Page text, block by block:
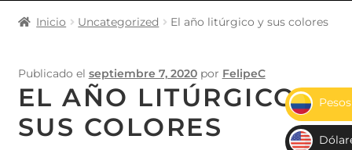
Inicio Uncategorized El año litúrgico y sus colores
Publicado el septiembre 7, 2020 por FelipeC
EL AÑO LITÚRGICO Y
SUS COLORES
$